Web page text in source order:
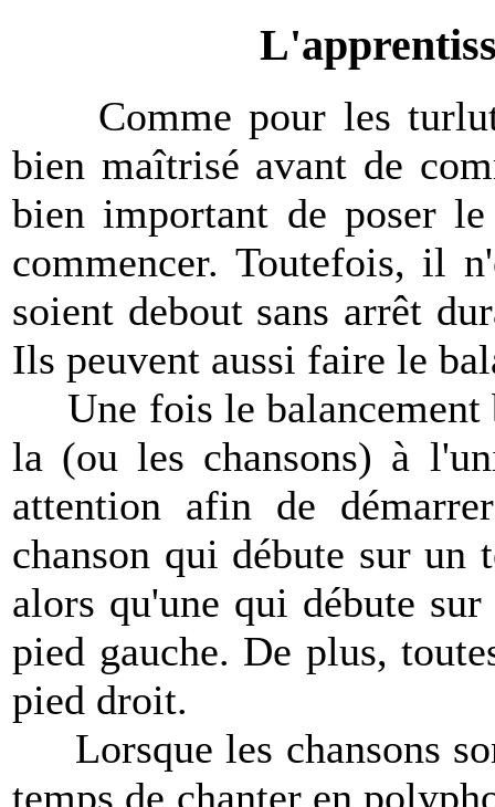
Comme pour les
bien maîtrisé avant de
bien important de poser
commencer. Toutefois, il
soient debout sans arrêt
Ils peuvent aussi faire le
Une fois le balancement
la (ou les chansons) à
attention afin de
chanson qui débute sur un
alors qu'une qui débute
pied gauche. De plus,
pied droit.
Lorsque les chansons
temps de chanter en